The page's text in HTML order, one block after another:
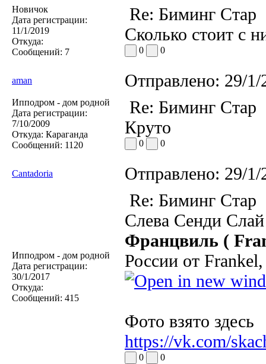
Новичок
Дата регистрации:
11/1/2019
Откуда:
Сообщений: 7
Re: Биминг Стар
Сколько стоит с
0 0
aman Отправлено: 29/
Ипподром - дом родной
Дата регистрации:
7/10/2009
Откуда: Караганда
Сообщений: 1120
Re: Биминг Стар
Круто
0 0
Cantadoria Отправлено: 29/
Ипподром - дом родной
Дата регистрации:
30/1/2017
Откуда:
Сообщений: 415
Re: Биминг Стар
Слева Сенди
Францвиль (
России от
Фото взято здесь
https://vk.com/
0 0